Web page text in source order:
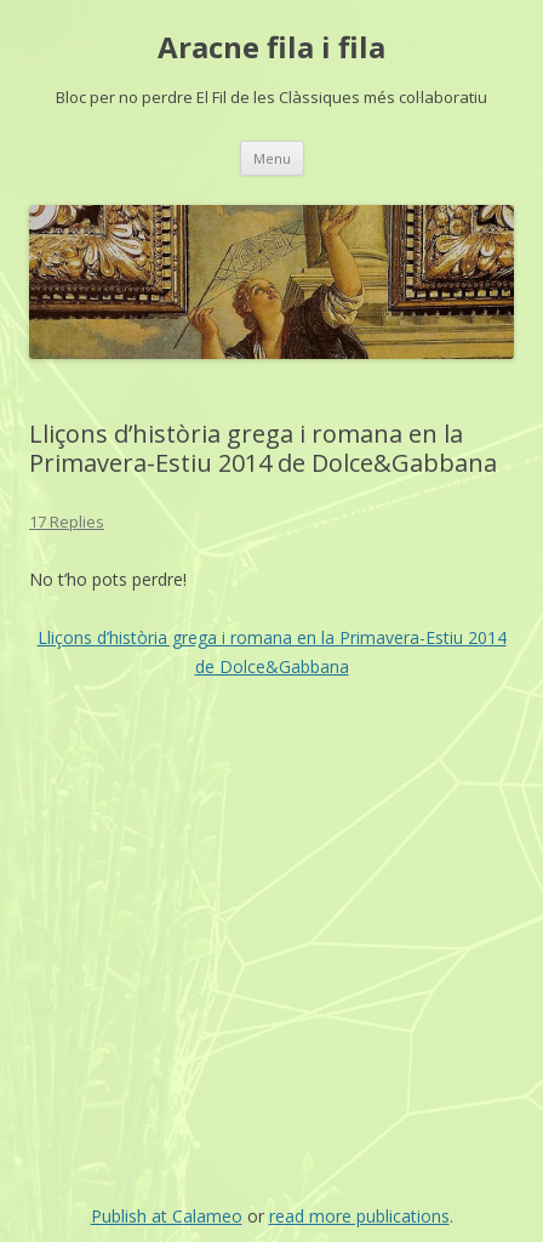
Aracne fila i fila
Bloc per no perdre El Fil de les Clàssiques més col·laboratiu
Menu Skip
Lliçons d’història grega i romana en la
Primavera-Estiu 2014 de Dolce&Gabbana
17 Replies
No t’ho pots perdre!
Lliçons d’història grega i romana en la Primavera-Estiu 2014
de Dolce&Gabbana
Publish at Calameo or read more publications.